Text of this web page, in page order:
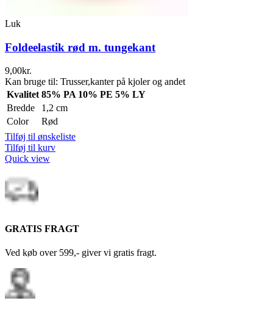
Luk
Foldeelastik rød m. tungekant
9,00kr.
Kan bruge til: Trusser,kanter på kjoler og andet
Kvalitet 85% PA 10% PE 5% LY
Bredde
1,2 cm
Color
Rød
Tilføj til ønskeliste
Tilføj til kurv
Quick view
GRATIS FRAGT
Ved køb over 599,- giver vi gratis fragt.